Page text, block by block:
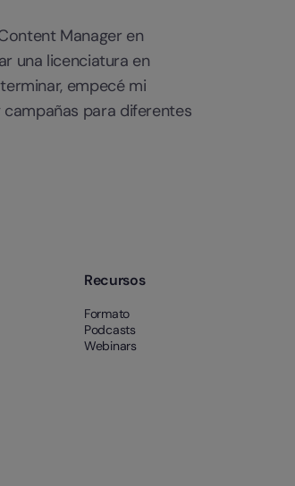
Manager en
una licenciatura en
empecé mi
para diferentes
Recursos
Formato
Podcasts
Webinars